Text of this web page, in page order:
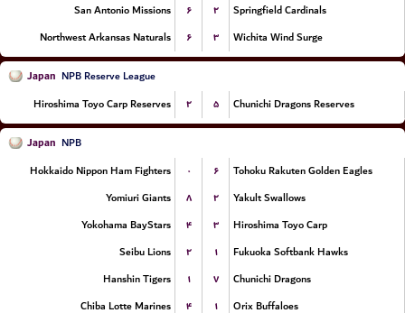
San Antonio Missions
۶ ۲
Springfield Cardinals
Northwest Arkansas Naturals
۶ ۳ Wichita Wind Surge
Japan NPB Reserve League
Hiroshima Toyo Carp Reserves
۲ ۵ Chunichi Dragons Reserves
Japan NPB
Hokkaido Nippon Ham Fighters
۰ ۶
Tohoku Rakuten Golden Eagles
Yomiuri Giants
۸ ۲
Yakult Swallows
Yokohama BayStars
۴ ۳
Hiroshima Toyo Carp
Seibu Lions
۲ ۱
Fukuoka Softbank Hawks
Hanshin Tigers
۱ ۷
Chunichi Dragons
Chiba Lotte Marines
۴ ۱ Orix Buffaloes